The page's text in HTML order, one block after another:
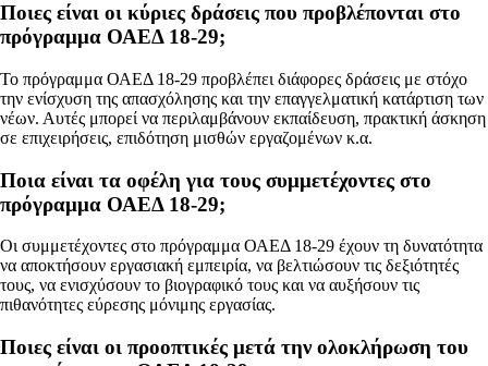
Ποιες είναι οι κύριες δράσεις που προβλέπονται στο
πρόγραμμα ΟΑΕΔ 18-29;
Το πρόγραμμα ΟΑΕΔ 18-29 προβλέπει διάφορες δράσεις με στόχο
την ενίσχυση της απασχόλησης και την επαγγελματική κατάρτιση των
νέων. Αυτές μπορεί να περιλαμβάνουν εκπαίδευση, πρακτική άσκηση
σε επιχειρήσεις, επιδότηση μισθών εργαζομένων κ.α.
Ποια είναι τα οφέλη για τους συμμετέχοντες στο
πρόγραμμα ΟΑΕΔ 18-29;
Οι συμμετέχοντες στο πρόγραμμα ΟΑΕΔ 18-29 έχουν τη δυνατότητα
να αποκτήσουν εργασιακή εμπειρία, να βελτιώσουν τις δεξιότητές
τους, να ενισχύσουν το βιογραφικό τους και να αυξήσουν τις
πιθανότητες εύρεσης μόνιμης εργασίας.
Ποιες είναι οι προοπτικές μετά την ολοκλήρωση του